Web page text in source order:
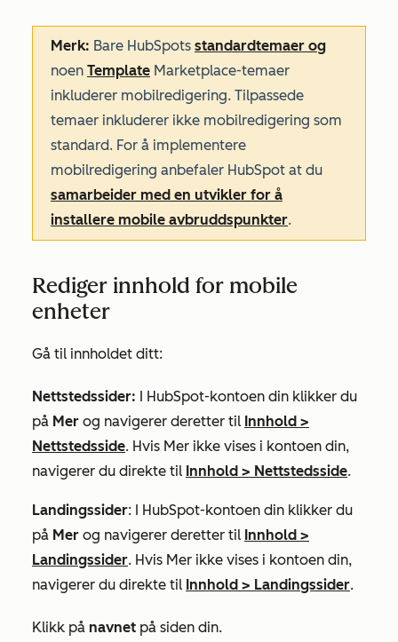
Merk: Bare HubSpots standardtemaer og
noen Template Marketplace-temaer
inkluderer mobilredigering. Tilpassede
temaer inkluderer ikke mobilredigering som
standard. For å implementere
mobilredigering anbefaler HubSpot at du
samarbeider med en utvikler for å
installere mobile avbruddspunkter.
Rediger innhold for mobile
enheter
Gå til innholdet ditt:
Nettstedssider: I HubSpot-kontoen din klikker du
på Mer og navigerer deretter til Innhold >
Nettstedsside. Hvis Mer ikke vises i kontoen din,
navigerer du direkte til Innhold > Nettstedsside.
Landingssider: I HubSpot-kontoen din klikker du
på Mer og navigerer deretter til Innhold >
Landingssider. Hvis Mer ikke vises i kontoen din,
navigerer du direkte til Innhold > Landingssider.
Klikk på navnet på siden din.